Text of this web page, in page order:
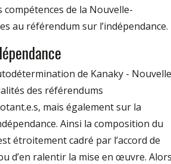
de la Nouvelle-
au référendum sur l’indépendance.
de Kanaky -
des référendums
mais également sur la
Ainsi la composition du
étroitement cadré par l’accord de
d’en ralentir la mise en œuvre. Alors